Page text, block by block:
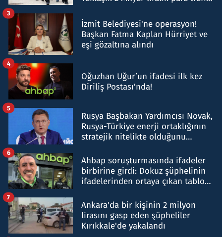
İzmit Belediyesi'ne operasyon!
Başkan Fatma Kaplan Hürriyet ve
eşi gözaltına alındı
3
Oğuzhan Uğur’un ifadesi ilk kez
Diriliş Postası'nda!
4
Rusya Başbakan Yardımcısı Novak,
Rusya-Türkiye enerji ortaklığının
stratejik nitelikte olduğunu
5
Ahbap soruşturmasında ifadeler
birbirine girdi: Dokuz şüphelinin
ifadelerinden ortaya çıkan tablo
6
Ankara'da bir kişinin 2 milyon
lirasını gasp eden şüpheliler
Kırıkkale'de yakalandı
7